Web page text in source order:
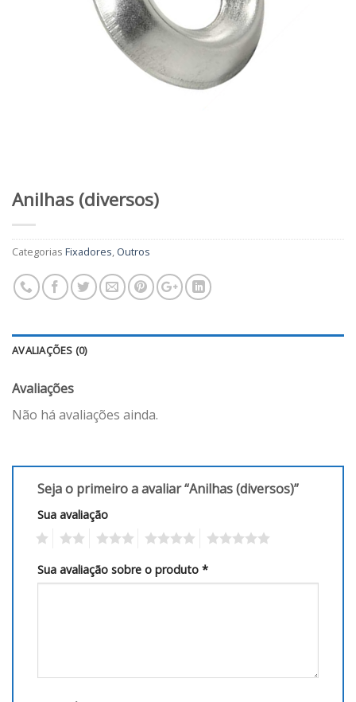
Anilhas (diversos)
Categorias Fixadores, Outros
AVALIAÇÕES (0)
Avaliações
Não há avaliações ainda.
Seja o primeiro a avaliar “Anilhas (diversos)”
Sua avaliação
Sua avaliação sobre o produto *